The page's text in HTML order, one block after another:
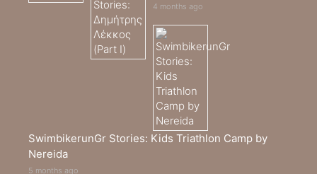
4 months ago
SwimbikerunGr Stories: Kids Triathlon Camp by
Nereida
5 months ago